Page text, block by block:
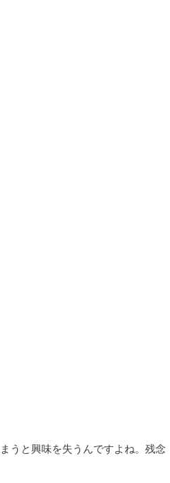
うと興味を失うんですよね。残念